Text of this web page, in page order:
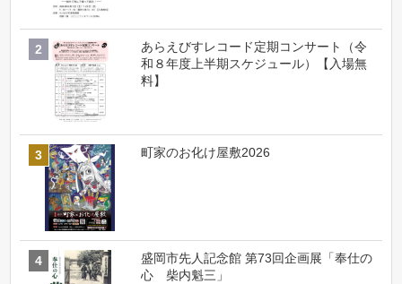
あらえびすレコード定期コンサート（令
和８年度上半期スケジュール）【入場無
料】
町家のお化け屋敷2026
盛岡市先人記念館 第73回企画展「奉仕の
心 柴内魁三」